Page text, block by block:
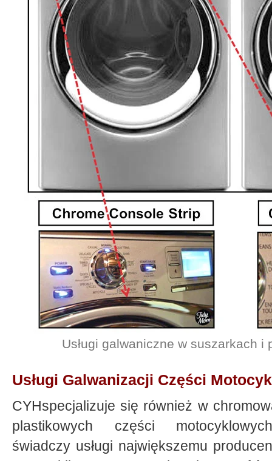
Usługi galwaniczne w suszarkach
Usługi Galwanizacji Części
CYHspecjalizuje się również w
plastikowych części
świadczy usługi największemu